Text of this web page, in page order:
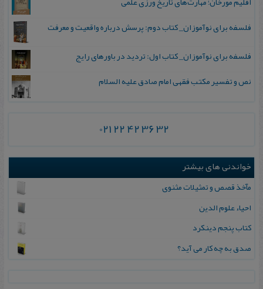
فلسفه برای نوآموزان_ کتاب دوم: پرسش درباره واقعیت و معرفت
فلسفه برای نوآموزان_ کتاب اول: تردید در باورهای رایج
نص و تفسیر مکتب فقهی امام صادق علیه السلام
021 22 42 36 32
خواندنی های بیشتر
مآخذ قصص و تمثیلات مثنوی
احیاء علوم‌ الدین
كتاب پنجم دینكرد
صدق به چه کار می آید؟